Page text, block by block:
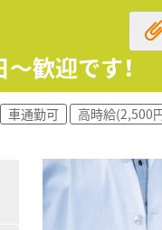
歓迎です！
車通勤可 高時給(2,500